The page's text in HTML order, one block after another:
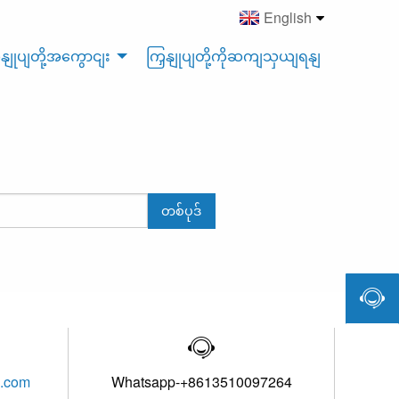
English
ျုပျတို့အကွောငျး ကြှနျုပျတို့ကိုဆကျသှယျရနျ
တစ်ပုဒ်

Whatsapp-+8613510097264
